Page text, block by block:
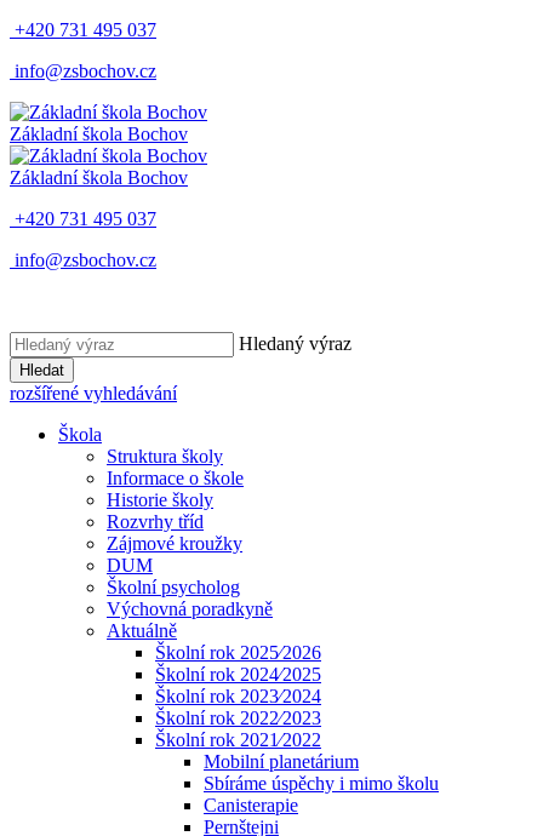
+420 731 495 037
info@zsbochov.cz
Základní škola Bochov
Základní škola Bochov
+420 731 495 037
info@zsbochov.cz
Hledaný výraz
Hledat
rozšířené vyhledávání
Škola
Struktura školy
Informace o škole
Historie školy
Rozvrhy tříd
Zájmové kroužky
DUM
Školní psycholog
Výchovná poradkyně
Aktuálně
Školní rok 2025⁄2026
Školní rok 2024⁄2025
Školní rok 2023⁄2024
Školní rok 2022⁄2023
Školní rok 2021⁄2022
Mobilní planetárium
Sbíráme úspěchy i mimo školu
Canisterapie
Pernštejni